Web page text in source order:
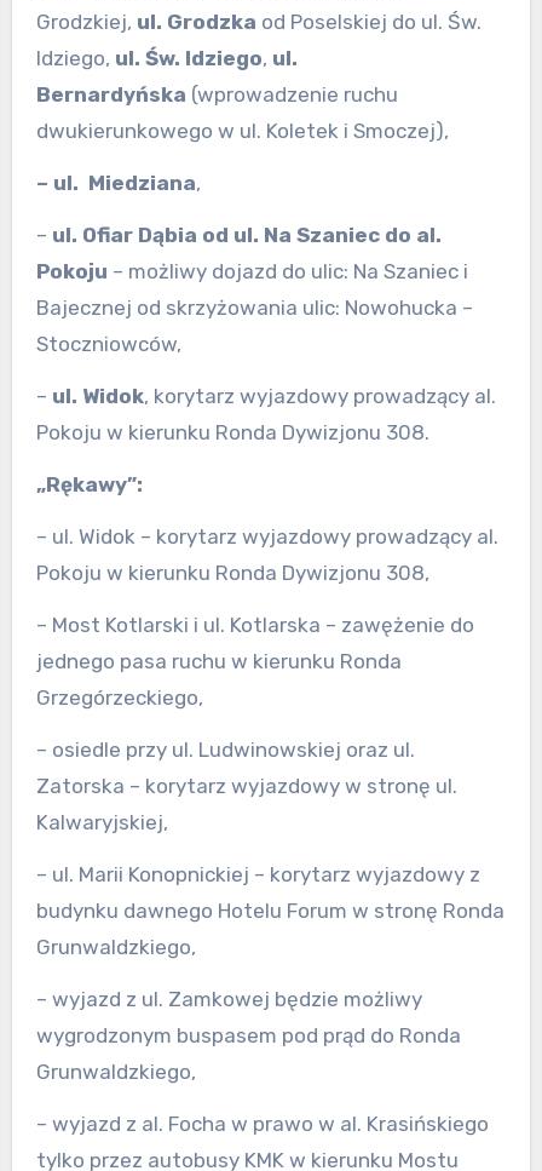
Grodzkiej, ul. Grodzka od Poselskiej do ul. Św.
Idziego, ul. Św. Idziego, ul.
Bernardyńska (wprowadzenie ruchu
dwukierunkowego w ul. Koletek i Smoczej),
– ul. Miedziana,
– ul. Ofiar Dąbia od ul. Na Szaniec do al.
Pokoju – możliwy dojazd do ulic: Na Szaniec i
Bajecznej od skrzyżowania ulic: Nowohucka –
Stoczniowców,
– ul. Widok, korytarz wyjazdowy prowadzący al.
Pokoju w kierunku Ronda Dywizjonu 308.
„Rękawy”:
– ul. Widok – korytarz wyjazdowy prowadzący al.
Pokoju w kierunku Ronda Dywizjonu 308,
– Most Kotlarski i ul. Kotlarska – zawężenie do
jednego pasa ruchu w kierunku Ronda
Grzegórzeckiego,
– osiedle przy ul. Ludwinowskiej oraz ul.
Zatorska – korytarz wyjazdowy w stronę ul.
Kalwaryjskiej,
– ul. Marii Konopnickiej – korytarz wyjazdowy z
budynku dawnego Hotelu Forum w stronę Ronda
Grunwaldzkiego,
– wyjazd z ul. Zamkowej będzie możliwy
wygrodzonym buspasem pod prąd do Ronda
Grunwaldzkiego,
– wyjazd z al. Focha w prawo w al. Krasińskiego
tylko przez autobusy KMK w kierunku Mostu